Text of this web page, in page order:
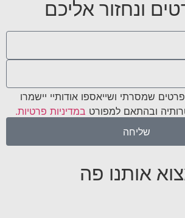
ונחזור אליכם
שמסרתי ושייאספו אודותיי יישמרו
ובהתאם למפורט במדיניות פרטיות.
שליחה
אותנו פה